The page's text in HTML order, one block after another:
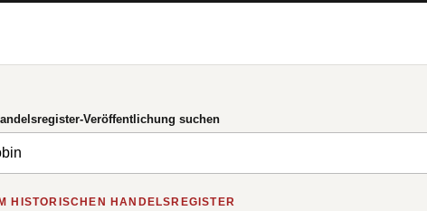
Veröffentlichung suchen
HISTORISCHEN HANDELSREGISTER